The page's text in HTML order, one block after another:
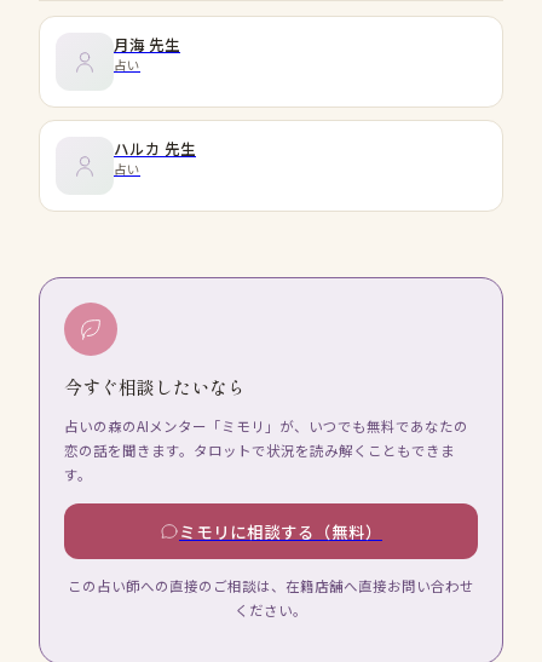
月海 先生
占い
ハルカ 先生
占い
今すぐ相談したいなら
占いの森のAIメンター「ミモリ」が、いつでも無料であなたの
恋の話を聞きます。タロットで状況を読み解くこともできま
す。
ミモリに相談する（無料）
この占い師への直接のご相談は、在籍店舗へ直接お問い合わせ
ください。